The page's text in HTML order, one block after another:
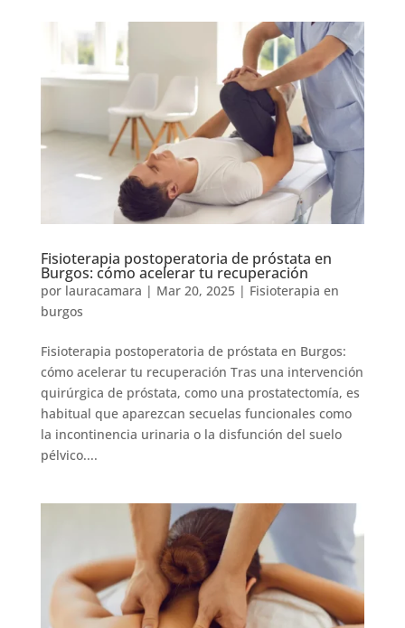
Fisioterapia postoperatoria de próstata en
Burgos: cómo acelerar tu recuperación
por lauracamara | Mar 20, 2025| Fisioterapia en
burgos
Fisioterapia postoperatoria de próstata en Burgos:
cómo acelerar tu recuperación Tras una intervención
quirúrgica de próstata, como una prostatectomía, es
habitual que aparezcan secuelas funcionales como
la incontinencia urinaria o la disfunción del suelo
pélvico....